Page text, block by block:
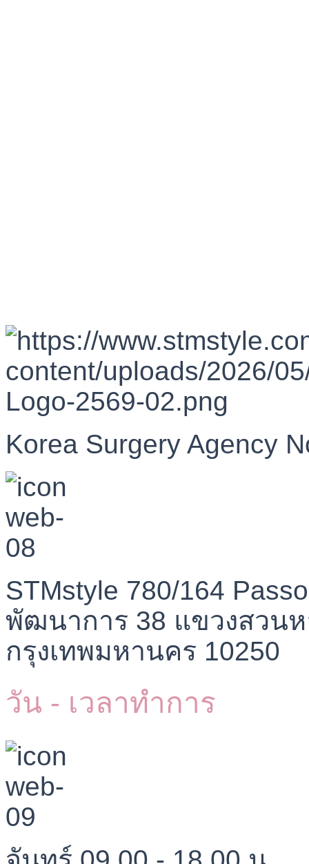
Korea Surgery Agency
STMstyle 780/164
พัฒนาการ 38 แขวงสวน
กรุงเทพมหานคร 10250
วัน - เวลาทำการ